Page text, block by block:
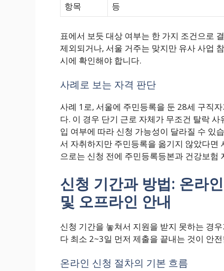
항목
등
표에서 보듯 대상 여부는 한 가지 조건으로
제외되거나, 서울 거주는 맞지만 유사 사업
시에 확인해야 합니다.
사례로 보는 자격 판단
사례 1로, 서울에 주민등록을 둔 28세 구직
다. 이 경우 단기 근로 자체가 무조건 탈락
입 여부에 따라 신청 가능성이 달라질 수 있
서 자취하지만 주민등록을 옮기지 않았다면
으로는 신청 전에 주민등록등본과 건강보
신청 기간과 방법: 온라
및 오프라인 안내
신청 기간을 놓쳐서 지원을 받지 못하는 경
다 최소 2~3일 먼저 제출을 끝내는 것이 안
온라인 신청 절차의 기본 흐름